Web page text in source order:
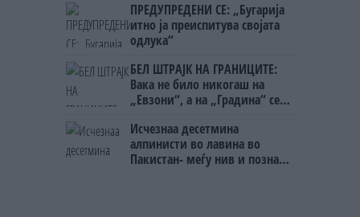
ПРЕДУПРЕДЕНИ СЕ: „Бугарија
итно ја преиспитува својата
одлука“
БЕЛ ШТРАЈК НА ГРАНИЦИТЕ:
Вака не било никогаш на
„Евзони“, а на „Градина“ се
Исчезнаа десетмина
алпинисти во лавина во
Пакистан- меѓу нив и познат